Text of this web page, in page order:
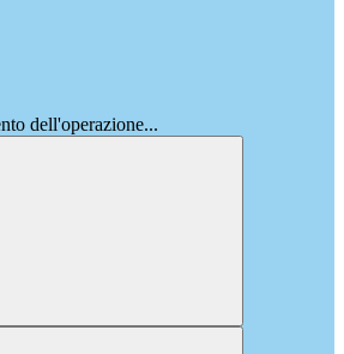
dell'operazione...